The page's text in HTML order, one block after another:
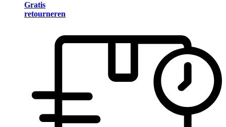
Gratis
retourneren